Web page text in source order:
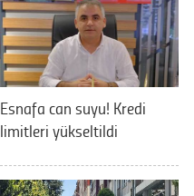
Esnafa can suyu! Kredi
limitleri yükseltildi